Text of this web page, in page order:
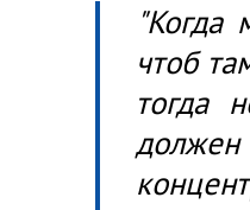
"Когда
чтоб
тогда